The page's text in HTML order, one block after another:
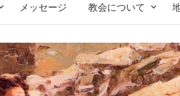
メッセージ 教会について